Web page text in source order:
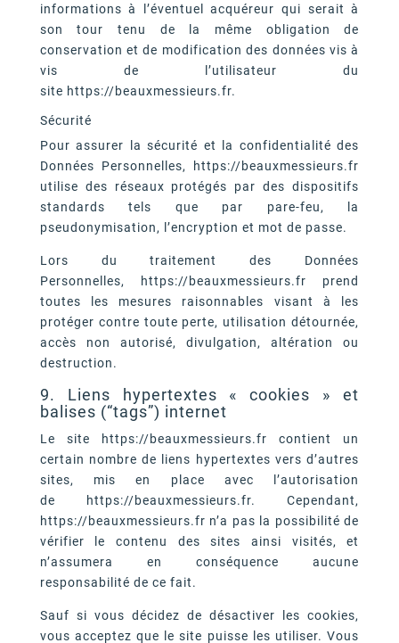
informations à l’éventuel acquéreur qui serait à
son tour tenu de la même obligation de
conservation et de modification des données vis à
vis de l’utilisateur du
site https://beauxmessieurs.fr.
Sécurité
Pour assurer la sécurité et la confidentialité des
Données Personnelles, https://beauxmessieurs.fr
utilise des réseaux protégés par des dispositifs
standards tels que par pare-feu, la
pseudonymisation, l’encryption et mot de passe.
Lors du traitement des Données
Personnelles, https://beauxmessieurs.fr prend
toutes les mesures raisonnables visant à les
protéger contre toute perte, utilisation détournée,
accès non autorisé, divulgation, altération ou
destruction.
9. Liens hypertextes « cookies » et
balises (“tags”) internet
Le site https://beauxmessieurs.fr contient un
certain nombre de liens hypertextes vers d’autres
sites, mis en place avec l’autorisation
de https://beauxmessieurs.fr. Cependant,
https://beauxmessieurs.fr n’a pas la possibilité de
vérifier le contenu des sites ainsi visités, et
n’assumera en conséquence aucune
responsabilité de ce fait.
Sauf si vous décidez de désactiver les cookies,
vous acceptez que le site puisse les utiliser. Vous